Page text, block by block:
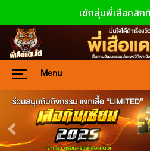
เข้กลุ่มพี่เสือคลิก
Menu